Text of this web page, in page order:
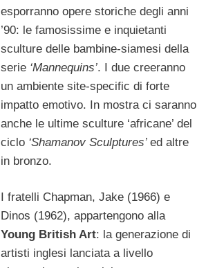
esporranno opere storiche degli anni
’90: le famosissime e inquietanti
sculture delle bambine-siamesi della
serie ‘Mannequins’. I due creeranno
un ambiente site-specific di forte
impatto emotivo. In mostra ci saranno
anche le ultime sculture ‘africane’ del
ciclo ‘Shamanov Sculptures’ ed altre
in bronzo.
I fratelli Chapman, Jake (1966) e
Dinos (1962), appartengono alla
Young British Art: la generazione di
artisti inglesi lanciata a livello